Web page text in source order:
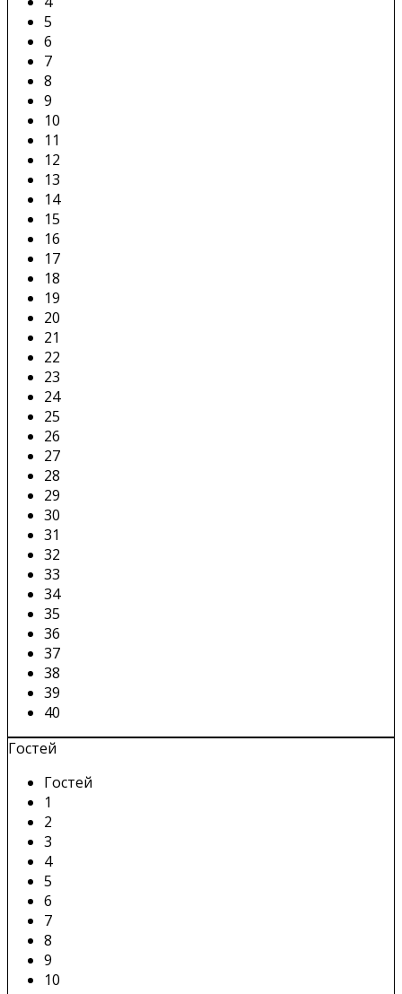
5
6
7
8
9
10
11
12
13
14
15
16
17
18
19
20
21
22
23
24
25
26
27
28
29
30
31
32
33
34
35
36
37
38
39
40
Гостей
Гостей
1
2
3
4
5
6
7
8
9
10